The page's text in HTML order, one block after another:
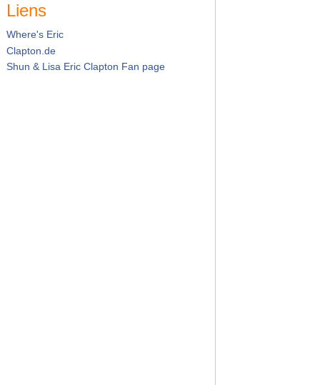
Liens
Where's Eric
Clapton.de
Shun & Lisa Eric Clapton Fan page